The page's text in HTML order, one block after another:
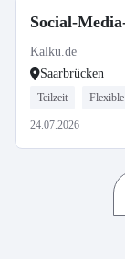
Social-
Kalku.de
Saarbrücken
Teilzeit
24.07.2026